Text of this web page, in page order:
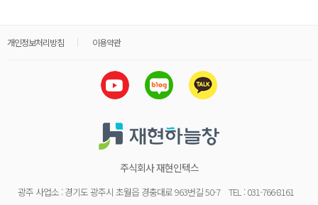
개인정보처리방침 이용약관
주식회사 재현인텍스
광주 사업소 : 경기도 광주시 초월읍 경충대로 963번길 50-7
TEL : 031-766-8161